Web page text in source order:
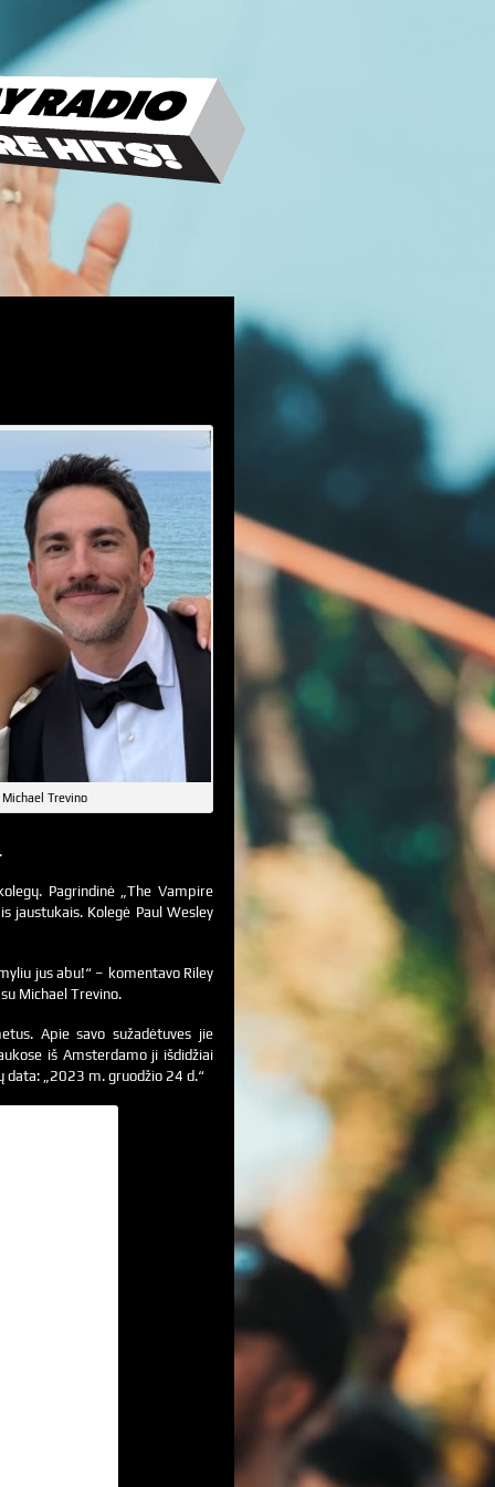
Trevino
Pagrindinė „The Vampire
jaustukais. Kolegė Paul Wesley
jus abu!“ – komentavo Riley
Michael Trevino.
Apie savo sužadėtuves jie
iš Amsterdamo ji išdidžiai
data: „2023 m. gruodžio 24 d.“